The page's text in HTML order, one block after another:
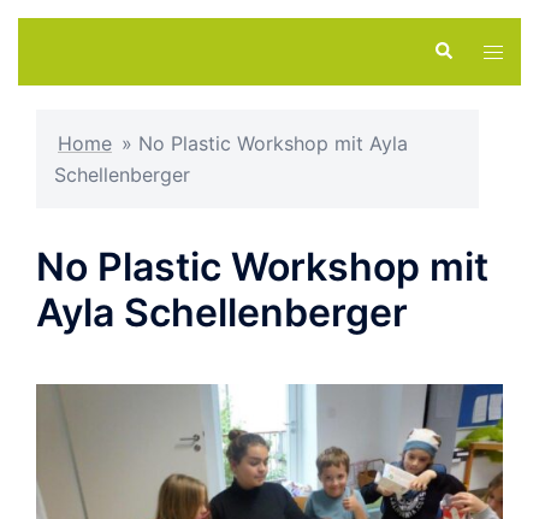
Suche Menü
Home » No Plastic Workshop mit Ayla
Schellenberger
No Plastic Workshop mit
Ayla Schellenberger